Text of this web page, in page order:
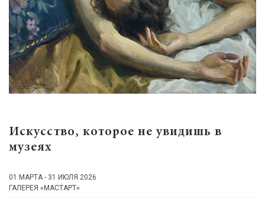
Искусство, которое не увидишь в
музеях
01 МАРТА - 31 ИЮЛЯ 2026
ГАЛЕРЕЯ «МАСТАРТ»